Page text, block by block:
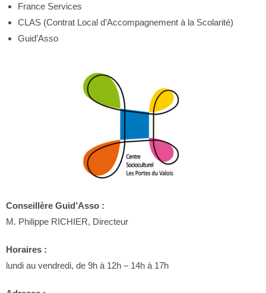
France Services
CLAS (Contrat Local d’Accompagnement à la Scolarité)
Guid’Asso
Conseillère Guid’Asso :
M. Philippe RICHIER, Directeur
Horaires :
lundi au vendredi, de 9h à 12h – 14h à 17h